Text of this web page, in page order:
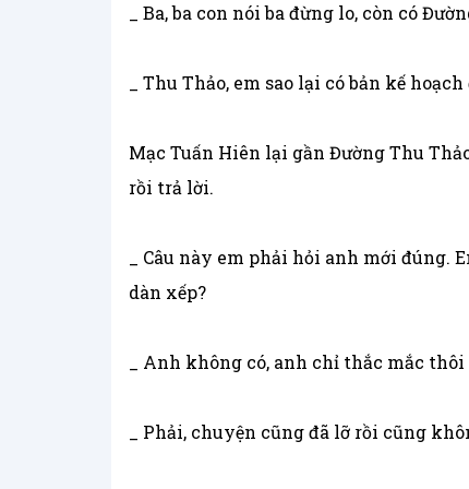
_ Ba, ba con nói ba đừng lo, còn có
_ Thu Thảo, em sao lại có bản kế hoạch
Mạc Tuấn Hiên lại gần Đường Thu
rồi trả lời.
_ Câu này em phải hỏi anh mới
dàn xếp?
_ Anh không có, anh chỉ thắc mắc
_ Phải, chuyện cũng đã lỡ rồi cũng